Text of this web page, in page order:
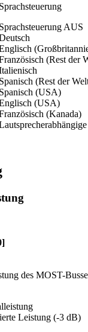
Sprachsteuerung
AUS
(Rest der
(Rest der
(USA)
(USA)
(Kanada)
des MOST-
Leistung (-3 dB)